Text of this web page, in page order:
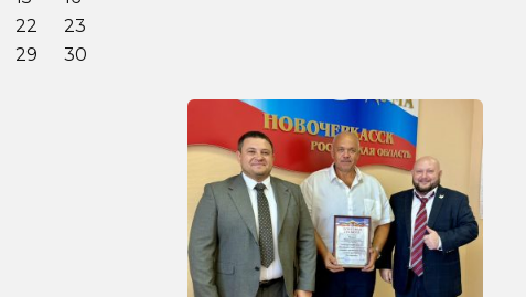
22
23
29
30